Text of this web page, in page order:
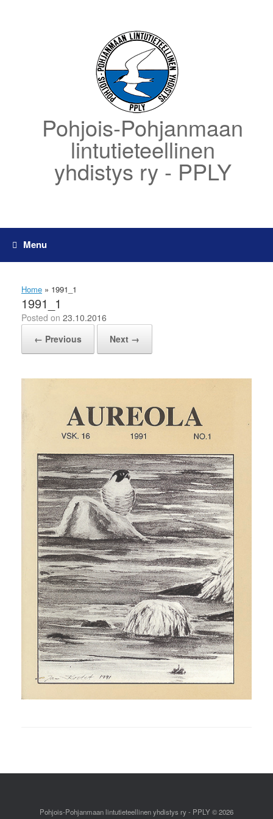
Pohjois-Pohjanmaan
lintutieteellinen
yhdistys ry - PPLY
Menu
Home » 1991_1
1991_1
Posted on 23.10.2016
← Previous
Next →
Pohjois-Pohjanmaan lintutieteellinen yhdistys ry - PPLY © 2026